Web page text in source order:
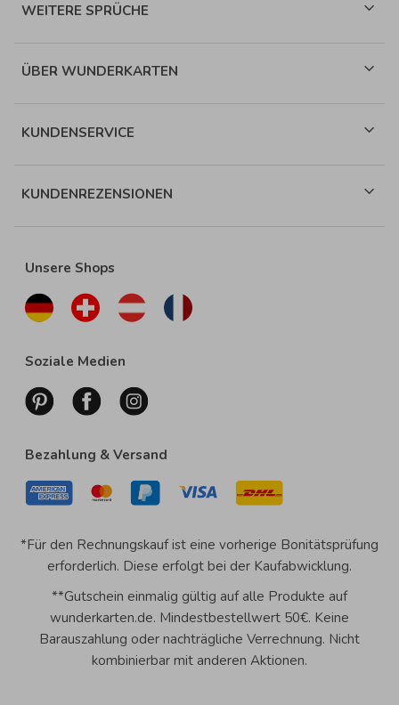
WEITERE SPRÜCHE
ÜBER WUNDERKARTEN
KUNDENSERVICE
KUNDENREZENSIONEN
Unsere Shops
Soziale Medien
Bezahlung & Versand
*Für den Rechnungskauf ist eine vorherige Bonitätsprüfung
erforderlich. Diese erfolgt bei der Kaufabwicklung.
**Gutschein einmalig gültig auf alle Produkte auf
wunderkarten.de. Mindestbestellwert 50€. Keine
Barauszahlung oder nachträgliche Verrechnung. Nicht
kombinierbar mit anderen Aktionen.